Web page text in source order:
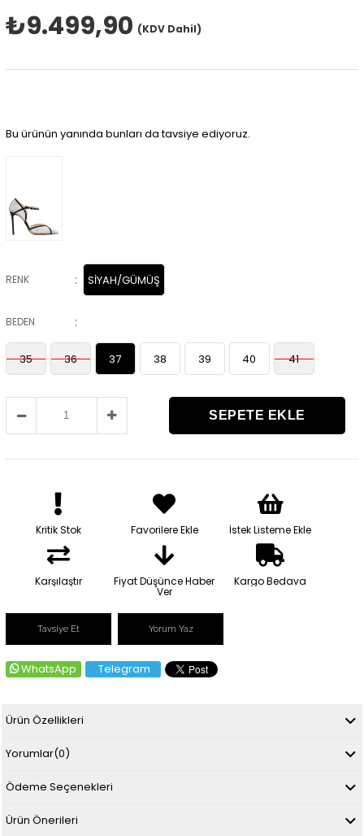
₺9.499,90 (KDV Dahil)
Bu ürünün yanında bunları da tavsiye ediyoruz.
RENK : SİYAH/GÜMÜŞ
BEDEN :
35 36 37 38 39 40 41
Kritik Stok Favorilere Ekle İstek Listeme Ekle
Karşılaştır Fiyat Düşünce Haber
Ver
Kargo Bedava
Tavsiye Et Yorum Yaz
WhatsApp Telegram
Ürün Özellikleri
Yorumlar(0)
Ödeme Seçenekleri
Ürün Önerileri